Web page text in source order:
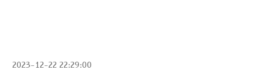
2023-12-22 22:29:00